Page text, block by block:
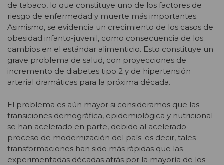
de tabaco, lo que constituye uno de los factores de
riesgo de enfermedad y muerte más importantes.
Asimismo, se evidencia un crecimiento de los casos de
obesidad infanto-juvenil, como consecuencia de los
cambios en el estándar alimenticio. Esto constituye un
grave problema de salud, con proyecciones de
incremento de diabetes tipo 2 y de hipertensión
arterial dramáticas para la próxima década.
El problema es aún mayor si consideramos que las
transiciones demográfica, epidemiológica y nutricional
se han acelerado en parte, debido al acelerado
proceso de modernización del país; es decir, tales
transformaciones han sido más rápidas que las
experimentadas décadas atrás por la mayoría de los